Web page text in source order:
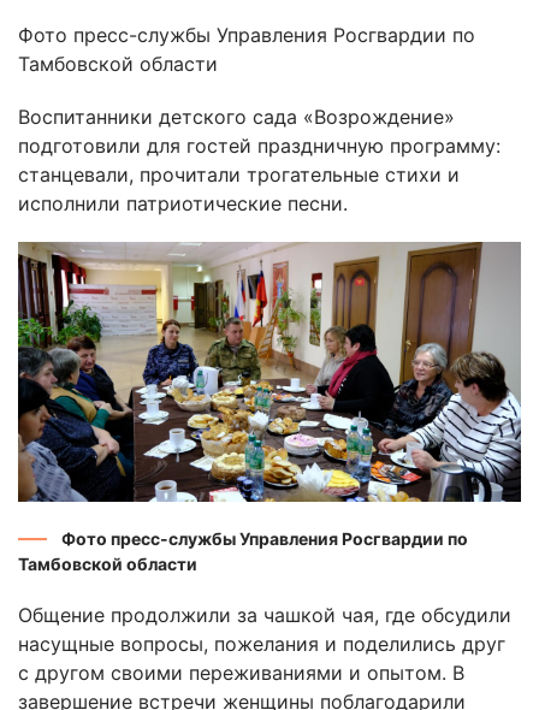
Фото пресс-службы Управления Росгвардии по
Тамбовской области
Воспитанники детского сада «Возрождение»
подготовили для гостей праздничную программу:
станцевали, прочитали трогательные стихи и
исполнили патриотические песни.
Фото пресс-службы Управления Росгвардии по
Тамбовской области
Общение продолжили за чашкой чая, где обсудили
насущные вопросы, пожелания и поделились друг
с другом своими переживаниями и опытом. В
завершение встречи женщины поблагодарили